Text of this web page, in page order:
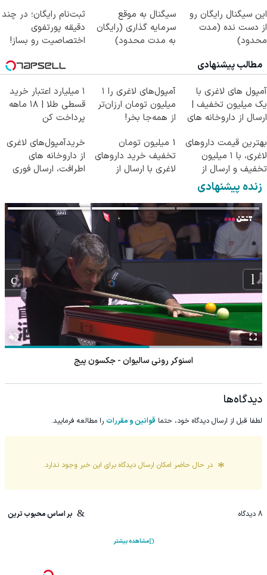
این سیگنال رایگان رو
از دست نده (مدت
محدود)
سیگنال به موقع
سرمایه گذاری (رایگان
به مدت محدود)
ثبت‌نام رایگان؛ در چند
دقیقه پورتفوی
اختصاصیت رو بساز!
مطالب پیشنهادی
آمپول های لاغری با
یک میلیون تخفیف |
ارسال از داروخانه های
آمپول‌های لاغری را ۱
میلیون تومان ارزان‌تر
از همه‌جا بخر!
۱ میلیارد اعتبار خرید
قسطی طلا | ۱۸ ماهه
پرداخت کن
بهترین قیمت داروهای
لاغری، با ۱ میلیون
تخفیف و ارسال از
داروخانه‌
1 میلیون تومان
تخفیف خرید داروهای
لاغری با ارسال از
خریدآمپول‌های لاغری
از داروخانه های
اطرافت، ارسال فوری
زنده پیشنهادی
اسنوکر رونی سالیوان - جکسون پیج
دیدگاه‌ها
لطفا قبل از ارسال دیدگاه خود، حتما قوانین و مقررات را مطالعه فرمایید.
در حال حاضر امکان ارسال دیدگاه برای این خبر وجود ندارد.
8 دیدگاه بر اساس محبوب ترین
مشاهده بیشتر